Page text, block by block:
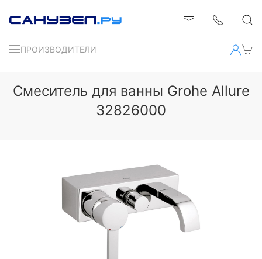
ПРОИЗВОДИТЕЛИ
Смеситель для ванны Grohe Allure
32826000